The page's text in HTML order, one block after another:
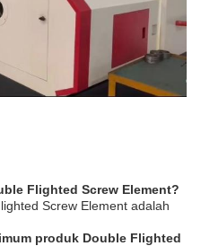
Flighted Screw Element?
Screw Element adalah
produk Double Flighted